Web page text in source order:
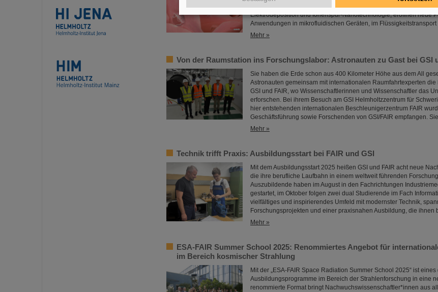
Benetzungsverhalten sich gezielt steuern lassen. Diese
Elektrodeposition und Ionenspur-Nanotechnologie, eröffnen neue
Anwendungen in mikrofluidischen Geräten, im
Mehr »
Von der Raumstation ins Forschungslabor: Astronauten zu Gast bei GSI
Sie haben die Erde schon aus 400 Kilometer Höhe aus dem All
Astronauten gemeinsam mit internationalen Raumfahrtexperten
GSI und FAIR, wo Wissenschaftlerinnen und Wissenschaftler das
erforschen. Bei ihrem Besuch am GSI Helmholtzzentrum für
hier entstehenden internationalen Beschleunigerzentrum FAIR
Geschäftsführung sowie Forschenden von GSI/FAIR empfangen.
Mehr »
Technik trifft Praxis: Ausbildungsstart bei FAIR und GSI
Mit dem Ausbildungsstart 2025 heißen GSI und FAIR acht neue
die ihre berufliche Laufbahn in einem weltweit führenden
Auszubildende haben im August in den Fachrichtungen
gestartet, im Oktober folgen zwei dual Studierende im Fach
vielfältiges und inspirierendes Umfeld mit modernster Technik,
Forschungsprojekten und einer praxisnahen Ausbildung, die ihnen
Mehr »
ESA-FAIR Summer School 2025: Renommiertes Angebot für
im Bereich kosmischer Strahlung
Mit der „ESA-FAIR Space Radiation Summer School 2025“ ist
Ausbildungsprogramme im Bereich der Strahlenforschung in eine
renommierte Format bringt Nachwuchswissenschaftler*innen aus